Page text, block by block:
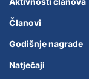
Članovi
Godišnje nagrade
Natječaji